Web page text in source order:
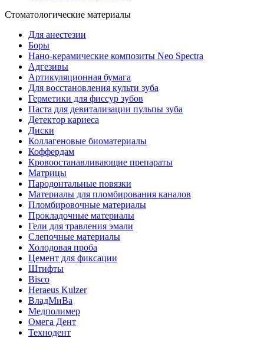
Стоматологические материалы
Для анестезии
Боры
Нано-керамические композиты Neo Spectra
Адгезивы
Артикуляционная бумага
Для восстановления культи зуба
Герметики для фиссур зубов
Паста для девитализации пульпы зуба
Детектор кариеса
Диски
Коллагеновые биоматериалы
Коффердам
Кровоостанавливающие препараты
Матрицы
Пародонтальные повязки
Материалы для пломбирования каналов
Пломбировочные материалы
Прокладочные материалы
Гели для травления эмали
Слепочные материалы
Холодовая проба
Цемент для фиксации
Штифты
Bisco
Heraeus Kulzer
ВладМиВа
Медполимер
Омега Дент
Технодент